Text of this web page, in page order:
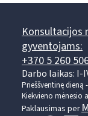
Konsultacijos
gyventojams:
+370 5 260
Darbo laikas: I-
Prieššventinę
Kiekvieno mėnesio
Paklausimas per